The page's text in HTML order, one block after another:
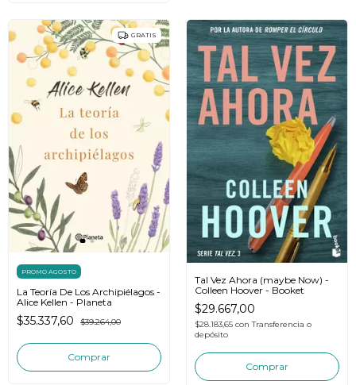
GRATIS
PROMO AGOSTO
La Teoría De Los Archipiélagos -
Alice Kellen - Planeta
$35.337,60 $39.264,00
Tal Vez Ahora (maybe Now) -
Colleen Hoover - Booket
$29.667,00
$28.183,65 con Transferencia o
depósito